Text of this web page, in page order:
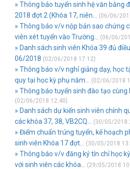
» Thông báo tuyển sinh hệ văn bằng
2018 đợt 2 (Khóa 17, niên...
(06/06/
» Thông báo v/v nộp bản sao chứng
viên xét tuyển vào Trường...
(06/06/
» Danh sách sinh viên Khóa 39 đủ
06/2018 (02/06/2018 17:12)
» Thông báo v/v nghỉ giảng dạy, học
quy tại học kỳ phụ năm...
(02/06/2018
» Thông báo tuyển sinh đào tạo
(02/06/2018 12:40)
» Danh sách dự kiến sinh viên chính
các khóa 37, 38, VB2CQ...
(30/05/2018
» Điểm chuẩn trúng tuyển, kế hoạch
sinh viên Khóa 17 đợt...
(30/05/2018
» Thông báo v/v đăng ký tín chỉ học
với sinh viên các khóa...
(29/05/2018